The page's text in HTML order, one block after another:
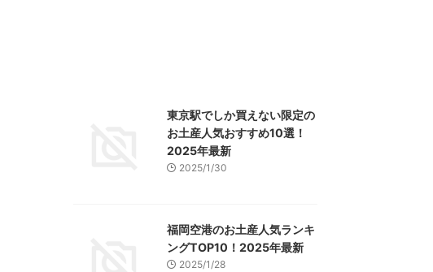
東京駅でしか買えない限定の
お土産人気おすすめ10選！
2025年最新
2025/1/30
福岡空港のお土産人気ランキ
ングTOP10！2025年最新
2025/1/28